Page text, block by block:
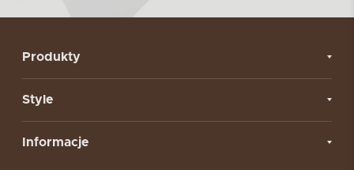
Produkty
Style
Informacje